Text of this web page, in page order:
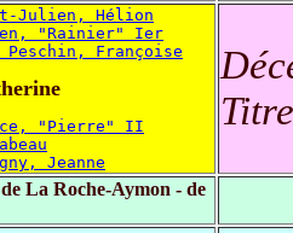
Julien, Hélion
"Rainier" Ier
Peschin, Françoise
"Pierre" II
Jeanne
de La Roche-Aymon - de